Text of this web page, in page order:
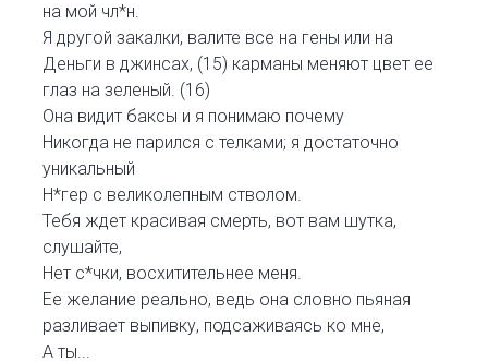
на мой чл*н.
Я другой закалки, валите все на гены или на
Деньги в джинсах, (15) карманы меняют цвет ее
глаз на зеленый. (16)
Она видит баксы и я понимаю почему
Никогда не парился с телками; я достаточно
уникальный
Н*гер с великолепным стволом.
Тебя ждет красивая смерть, вот вам шутка,
слушайте,
Нет с*чки, восхитительнее меня.
Ее желание реально, ведь она словно пьяная
разливает выпивку, подсаживаясь ко мне,
А ты...